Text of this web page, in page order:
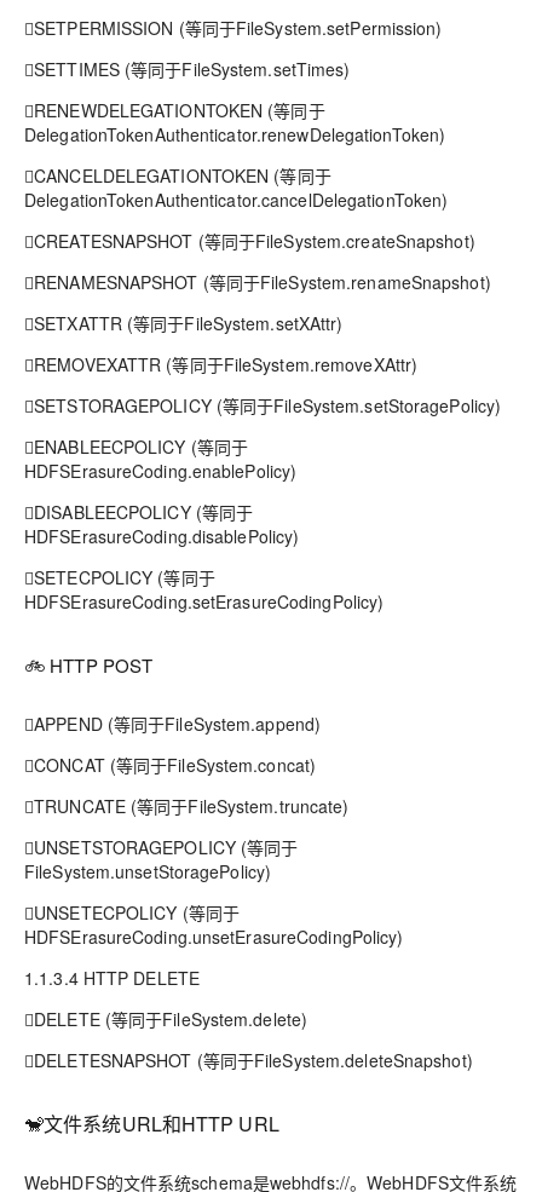
SETPERMISSION (等同于FileSystem.setPermission)
SETTIMES (等同于FileSystem.setTimes)
RENEWDELEGATIONTOKEN (等同于
DelegationTokenAuthenticator.renewDelegationToken)
CANCELDELEGATIONTOKEN (等同于
DelegationTokenAuthenticator.cancelDelegationToken)
CREATESNAPSHOT (等同于FileSystem.createSnapshot)
RENAMESNAPSHOT (等同于FileSystem.renameSnapshot)
SETXATTR (等同于FileSystem.setXAttr)
REMOVEXATTR (等同于FileSystem.removeXAttr)
SETSTORAGEPOLICY (等同于FileSystem.setStoragePolicy)
ENABLEECPOLICY (等同于
HDFSErasureCoding.enablePolicy)
DISABLEECPOLICY (等同于
HDFSErasureCoding.disablePolicy)
SETECPOLICY (等同于
HDFSErasureCoding.setErasureCodingPolicy)
🚲 HTTP POST
APPEND (等同于FileSystem.append)
CONCAT (等同于FileSystem.concat)
TRUNCATE (等同于FileSystem.truncate)
UNSETSTORAGEPOLICY (等同于
FileSystem.unsetStoragePolicy)
UNSETECPOLICY (等同于
HDFSErasureCoding.unsetErasureCodingPolicy)
1.1.3.4 HTTP DELETE
DELETE (等同于FileSystem.delete)
DELETESNAPSHOT (等同于FileSystem.deleteSnapshot)
🐒文件系统URL和HTTP URL
WebHDFS的文件系统schema是webhdfs://。WebHDFS文件系统